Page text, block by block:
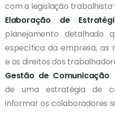
com a legislação trabalhista
Elaboração de
planejamento detalhado
específica da empresa, as
e os direitos dos
Gestão de Comunicação:
de uma estratégia de
informar os colaboradores